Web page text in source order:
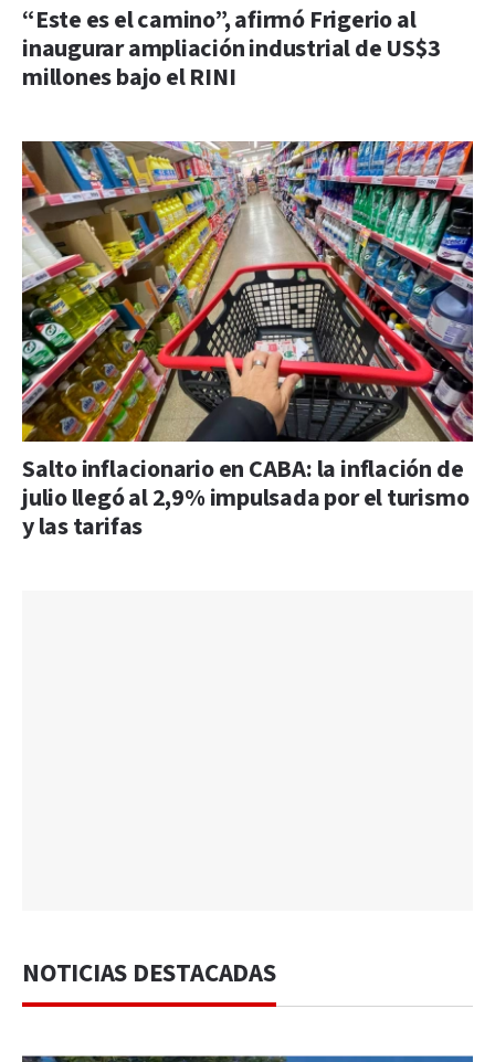
“Este es el camino”, afirmó Frigerio al
inaugurar ampliación industrial de US$3
millones bajo el RINI
Salto inflacionario en CABA: la inflación de
julio llegó al 2,9% impulsada por el turismo
y las tarifas
NOTICIAS DESTACADAS